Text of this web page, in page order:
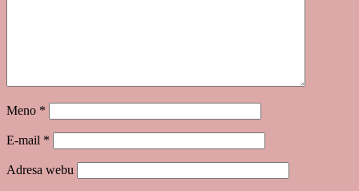
Meno *
E-mail *
Adresa webu